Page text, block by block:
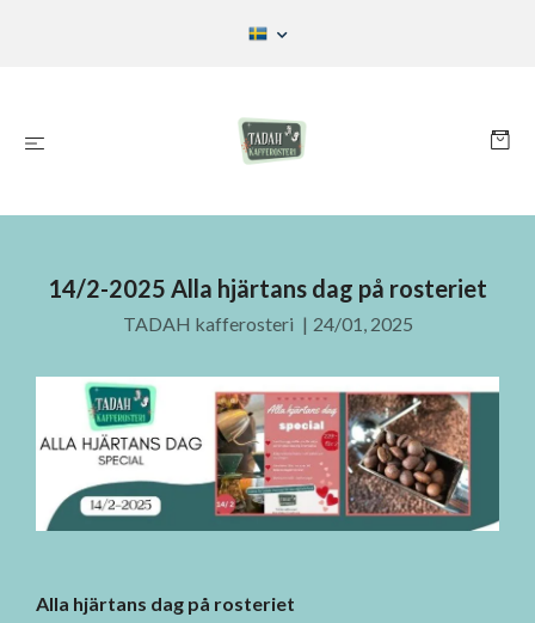
14/2-2025 Alla hjärtans dag på rosteriet
TADAH kafferosteri | 24/01, 2025
Alla hjärtans dag på rosteriet